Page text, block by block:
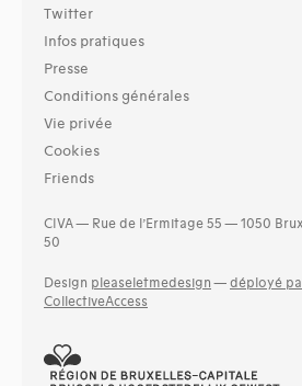
Twitter
Infos pratiques
Presse
Conditions générales
Vie privée
Cookies
Friends
CIVA — Rue de l’Ermitage 55 — 1050
50
Design pleaseletmedesign — déployé
CollectiveAccess